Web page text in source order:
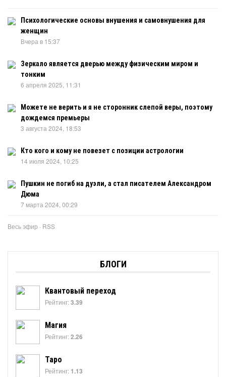
Психологические основы внушения и самовнушения для
женщин
Вчера в 15:37
Зеркало является дверью между физическим миром и
тонким
6 апреля 2025, 11:31
Можете не верить и я не сторонник слепой веры, поэтому
дождемся премьеры
3 августа 2024, 18:53
Кто кого и кому не повезет с позиции астрологии
14 июля 2024, 10:25
Пушкин не погиб на дуэли, а стал писателем Александром
Дюма
7 марта 2024, 00:29
Весь эфир · RSS
БЛОГИ
Квантовый переход
Рейтинг:3.39
Магия
Рейтинг:2.26
Таро
Рейтинг: 1.13